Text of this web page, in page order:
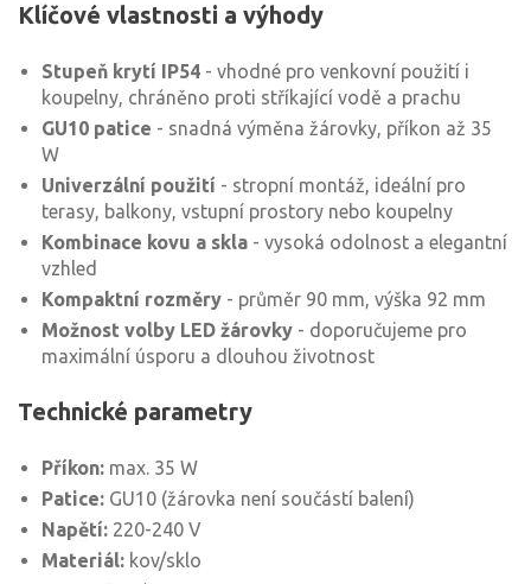
Klíčové vlastnosti a výhody
Stupeň krytí IP54 - vhodné pro venkovní použití i
koupelny, chráněno proti stříkající vodě a prachu
GU10 patice - snadná výměna žárovky, příkon až 35
W
Univerzální použití - stropní montáž, ideální pro
terasy, balkony, vstupní prostory nebo koupelny
Kombinace kovu a skla - vysoká odolnost a elegantní
vzhled
Kompaktní rozměry - průměr 90 mm, výška 92 mm
Možnost volby LED žárovky - doporučujeme pro
maximální úsporu a dlouhou životnost
Technické parametry
Příkon: max. 35 W
Patice: GU10 (žárovka není součástí balení)
Napětí: 220-240 V
Materiál: kov/sklo